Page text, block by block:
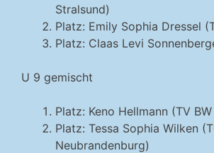
Stralsund)
Platz: Emily Sophia Dressel
Platz: Claas Levi
U 9 gemischt
Platz: Keno Hellmann (TV
Platz: Tessa Sophia Wilken
Neubrandenburg)